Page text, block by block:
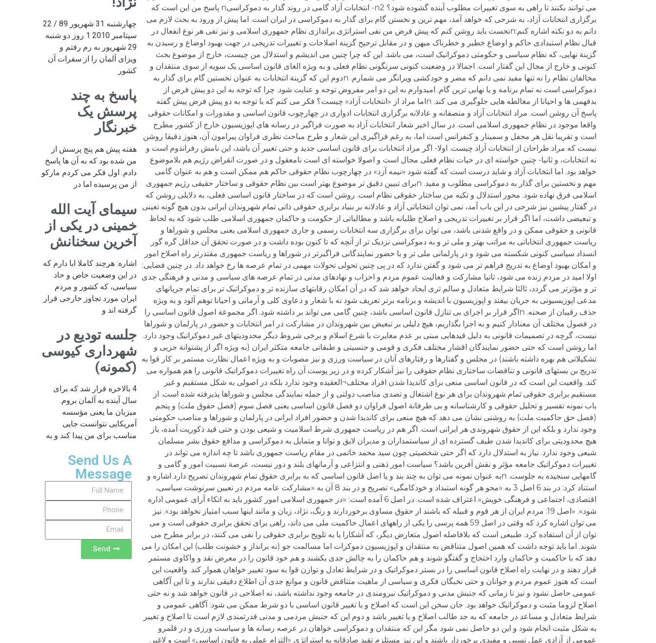
چهارشنبه 31 شهریور 89 / 22
سپتامبر 2010 1 روز دو شنبه
29 شهریور به رم رفتم و
ویزای آلمان را از سفرات آن
کشور
پاسخ به چند
پرسش یک
خبرنگار
هفته پیش هم پنج پرسش از
من شده بود که به آن ها پاسخ
دادم. اول فکر می کردم مارکو
از من پرسیده اما در
سیمای آیت الله
خمینی در یکی از
آخرین سخنانش
اشاره: هرچند کاملا ابا دارم که
در این وضعیت خاص و حاد
سیاسی، که کشور و مردم
ایران مورد تجاوز خارجی قرار
گرفته اند و
جلسه تودیع در
شهرداری کیوسی
(کمونه)
4 بالاخره قرار شد که برای
سال آینده به آلمان بروم.
میزبان ما یعنی مؤسسه
آمریکایی نتوانست جایی
مناسب برای من پیدا کند و به
Send Us A
Message
Send